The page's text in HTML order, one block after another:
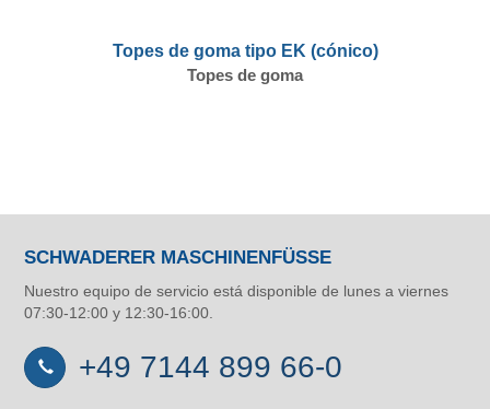
Topes de goma tipo EK (cónico)
Topes de goma
SCHWADERER MASCHINENFÜSSE
Nuestro equipo de servicio está disponible de lunes a viernes
07:30-12:00 y 12:30-16:00.
+49 7144 899 66-0